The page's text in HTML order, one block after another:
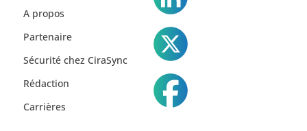
A propos
Partenaire
Sécurité chez CiraSync
Rédaction
Carrières